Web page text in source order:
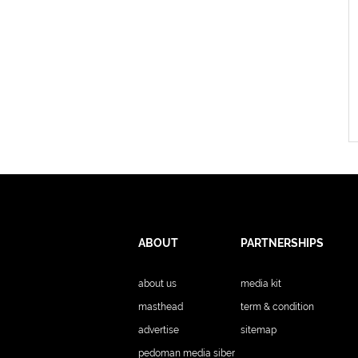
ABOUT PARTNERSHIPS
about us media kit
masthead term & condition
advertise sitemap
pedoman media siber